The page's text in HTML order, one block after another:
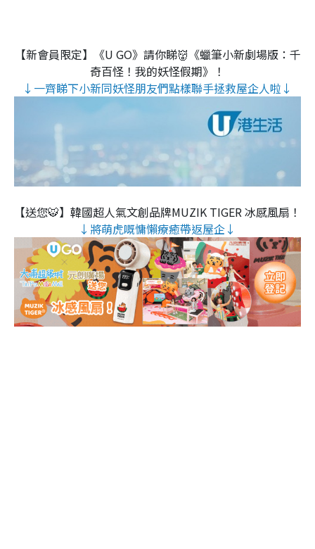
【新會員限定】《U GO》請你睇👹《蠟筆小新劇場版：千
奇百怪！我的妖怪假期》！
↓一齊睇下小新同妖怪朋友們點樣聯手拯救屋企人啦↓
【送您🐯】韓國超人氣文創品牌MUZIK TIGER 冰感風扇！
↓將萌虎嘅慵懶療癒帶返屋企↓